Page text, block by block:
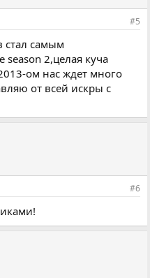
#5
стал самым
2,целая куча
ом нас ждет много
от всей искры с
#6